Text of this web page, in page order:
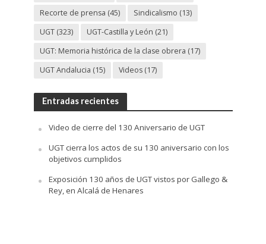
Recorte de prensa (45) Sindicalismo (13)
UGT(323) UGT-Castilla y León (21)
UGT: Memoria histórica de la clase obrera (17)
UGT Andalucia (15) Videos(17)
Entradas recientes
Video de cierre del 130 Aniversario de UGT
UGT cierra los actos de su 130 aniversario con los
objetivos cumplidos
Exposición 130 años de UGT vistos por Gallego &
Rey, en Alcalá de Henares